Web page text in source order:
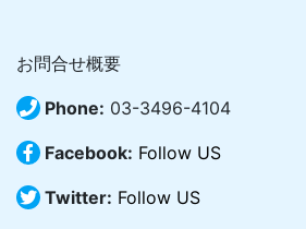
お問合せ概要
Phone: 03-3496-4104
Facebook: Follow US
Twitter: Follow US